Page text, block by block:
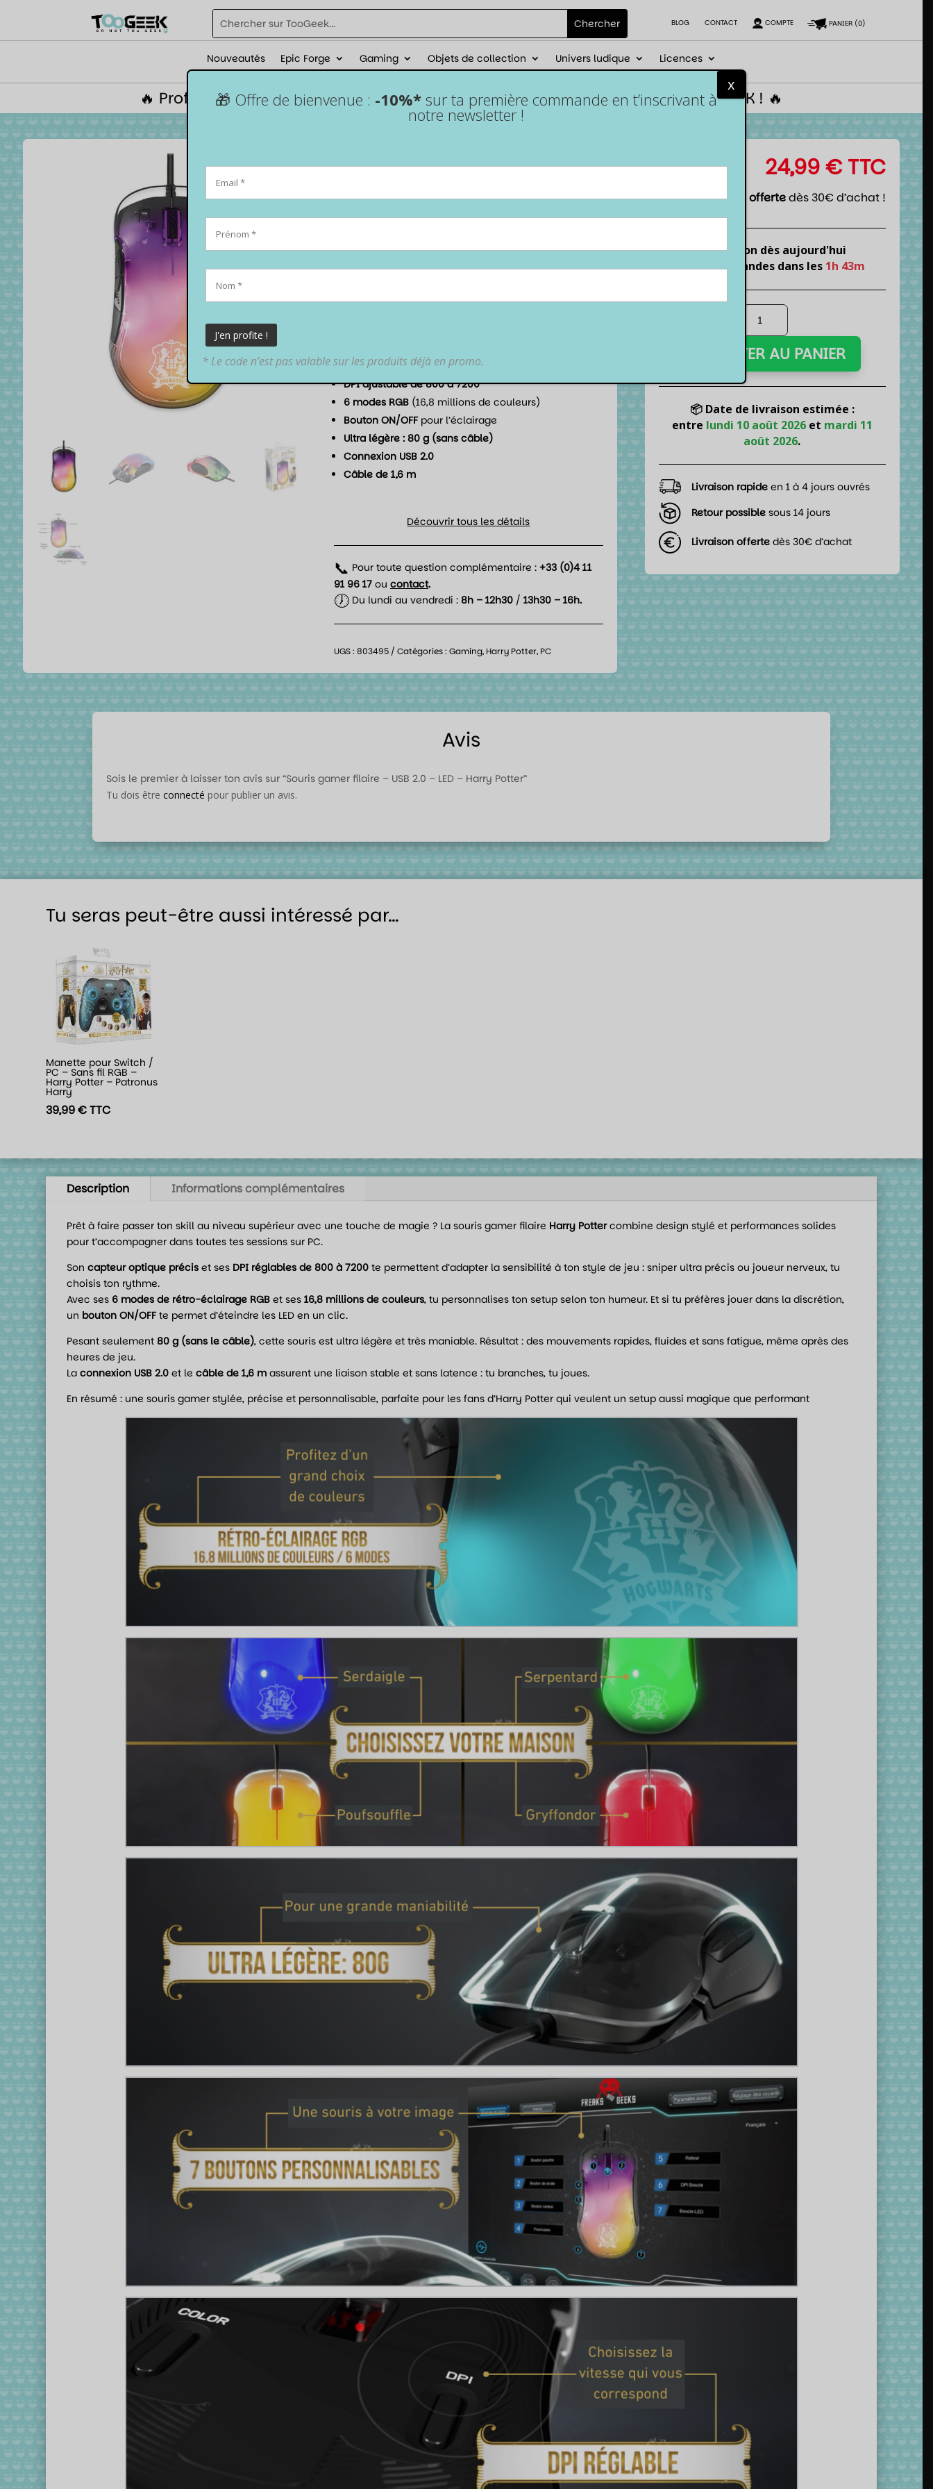
BLOG CONTACT COMPTE PANIER(0)
Nouveautés Epic Forge Gaming Objets de collection Univers ludique Licences
🔥 Profite de 5% de réduction sur ta première commande avec le code NEWGEEK ! 🔥
Souris gamer filaire – USB
Capteur optiquehaute précision
DPI ajustable de 800 à 7200
6 modes RGB (16,8 millions de couleurs)
Bouton ON/OFFpour l’éclairage
Ultra légère : 80 g (sans câble)
Connexion USB 2.0
Câble de 1,6 m
Découvrir tous les détails
📞 Pour toute question complémentaire :+33 (0)4 11
91 96 17 oucontact.
🕖 Du lundi au vendredi : 8h – 12h30 /13h30 – 16h.
UGS :803495 Catégories :Gaming, Harry Potter, PC
24,99€ TTC
Livraison offertedès 30€ d’achat !
Expédition dès aujourd'hui
si tu commandes dans les 1h 43m
gamer
filaire
USB
2.0
-
Harry
AJOUTER AU PANIER
📦 Date de livraison estimée :
entre lundi 10 août 2026et mardi 11
août 2026.
Livraison rapide en 1 à 4 jours ouvrés
Retour possible sous 14 jours
Livraison offerte dès 30€ d’achat
Avis
Sois le premier à laisser ton avis sur “Souris gamer filaire – USB 2.0 – LED – Harry Potter”
Tu dois être connecté pour publier un avis.
Tu seras peut-être aussi intéressé par…
Manette pour Switch /
PC – Sans fil RGB –
Harry Potter – Patronus
Harry
39,99€TTC
Description Informations complémentaires
Prêt à faire passer ton skill au niveau supérieur avec une touche de magie ? La souris gamer filaire Harry Pottercombine design stylé et performances solides
pour t’accompagner dans toutes tes sessions sur PC.
Soncapteur optique précis et ses DPI réglables de 800 à 7200 te permettent d’adapter la sensibilité à ton style de jeu : sniper ultra précis ou joueur nerveux, tu
choisis ton rythme.
Avec ses 6 modes de rétro-éclairage RGB et ses16,8 millions de couleurs, tu personnalises ton setup selon ton humeur. Et si tu préfères jouer dans la discrétion,
un bouton ON/OFFte permet d’éteindre les LED en un clic.
Pesant seulement80 g (sans le câble), cette souris est ultra légère et très maniable. Résultat : des mouvements rapides, fluides et sans fatigue, même après des
heures de jeu.
Laconnexion USB 2.0 et lecâble de 1,6 m assurent une liaison stable et sans latence : tu branches, tu joues.
En résumé : une souris gamer stylée, précise et personnalisable, parfaite pour les fans d’Harry Potter qui veulent un setup aussi magique que performant
🎁 Offre de bienvenue : -10%* sur ta première commande en t’inscrivant à
notre newsletter !
* Le code n’est pas valable sur les produits déjà en promo.
x